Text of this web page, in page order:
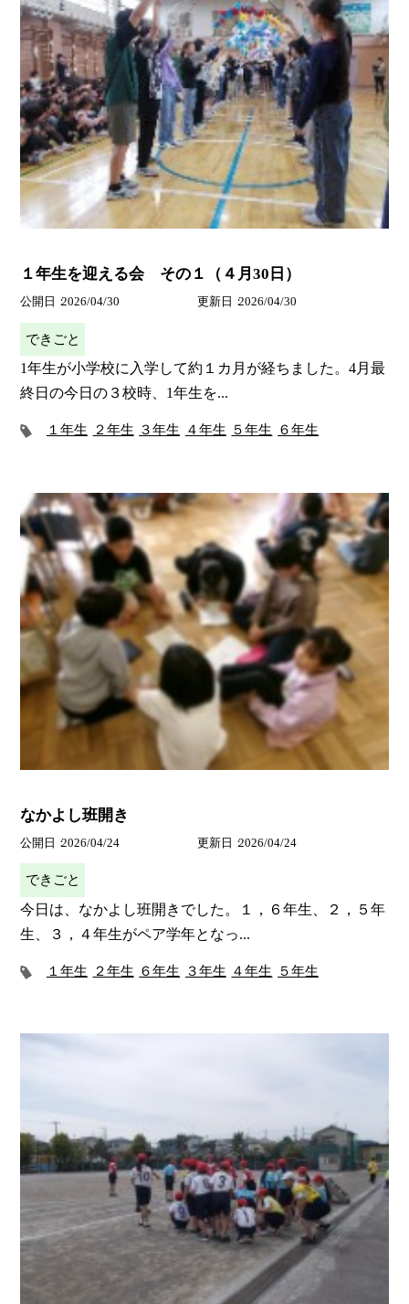
１年生を迎える会 その１（４月30日）
公開日 2026/04/30 更新日 2026/04/30
できごと
1年生が小学校に入学して約１カ月が経ちました。4月最
終日の今日の３校時、1年生を...
１年生 ２年生 ３年生 ４年生 ５年生 ６年生
なかよし班開き
公開日 2026/04/24 更新日 2026/04/24
できごと
今日は、なかよし班開きでした。１，６年生、２，５年
生、３，４年生がペア学年となっ...
１年生 ２年生 ６年生 ３年生 ４年生 ５年生